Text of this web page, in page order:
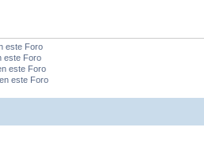
este Foro
este Foro
este Foro
este Foro